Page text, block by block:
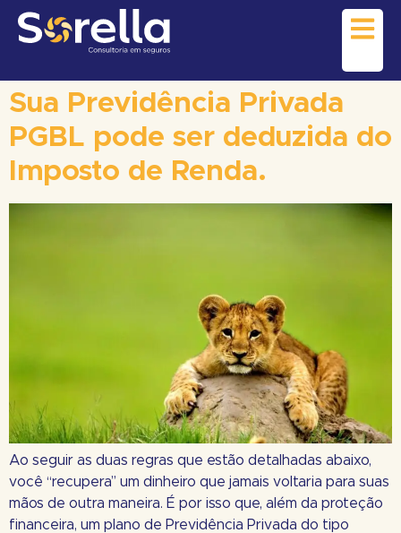
Sua Previdência Privada
PGBL pode ser deduzida do
Imposto de Renda.
Ao seguir as duas regras que estão detalhadas abaixo,
você “recupera” um dinheiro que jamais voltaria para suas
mãos de outra maneira. É por isso que, além da proteção
financeira, um plano de Previdência Privada do tipo